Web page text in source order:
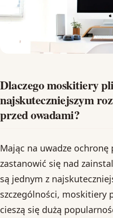
Dlaczego moskitiery
najskuteczniejszym
przed owadami?
Mając na uwadze
zastanowić się nad
są jednym z
szczególności, moskitiery
cieszą się dużą